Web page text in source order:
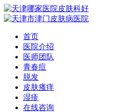
首页
医院介绍
医师团队
青春痘
脱发
皮肤瘙痒
湿疹
在线咨询